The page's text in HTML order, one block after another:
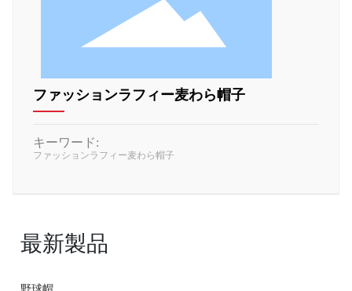
ファッションラフィー麦わら帽子
キーワード:
ファッションラフィー麦わら帽子
最新製品
野球帽